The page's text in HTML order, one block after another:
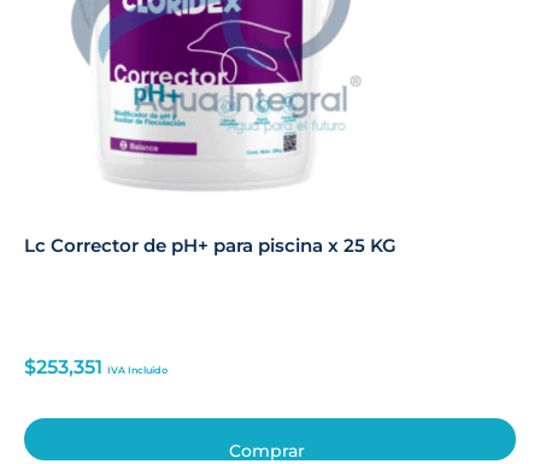
Lc Corrector de pH+ para piscina x 25 KG
$253,351 IVA Incluido
Comprar